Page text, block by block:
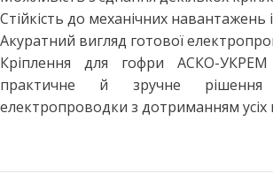
Стійкість до механічних навантажень
Акуратний вигляд готової
Кріплення для гофри АСКО-
практичне й зручне
електропроводки з дотриманням усіх